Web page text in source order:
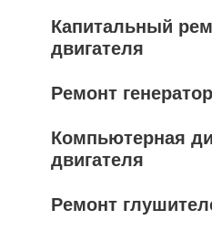
Капитальный
двигателя
Ремонт
Компьютерная
двигателя
Ремонт